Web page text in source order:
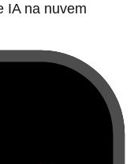
IA na nuvem